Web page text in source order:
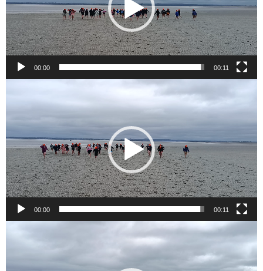
00:00 00:11
00:00 00:11